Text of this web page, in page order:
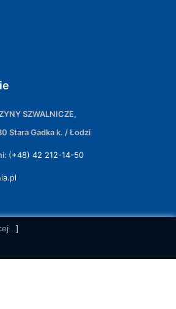
SZWALNICZE,
Stara Gadka k. / Łodzi
(+48) 42 212-14-50
]